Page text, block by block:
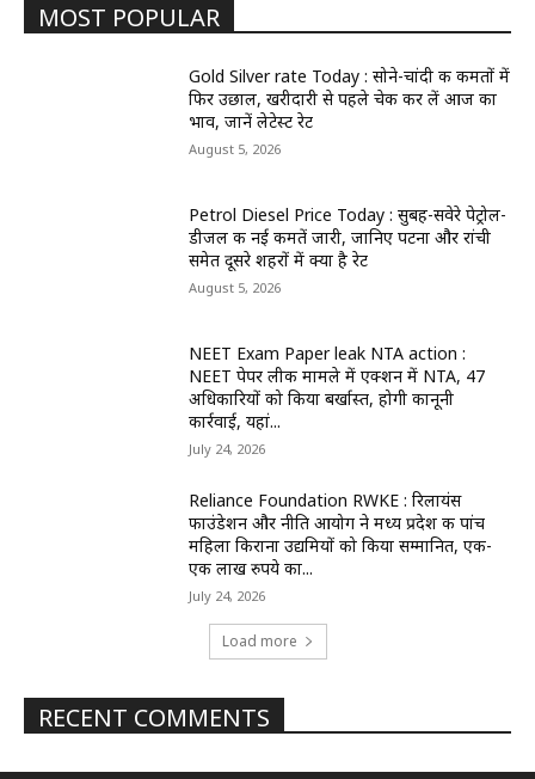
MOST POPULAR
Gold Silver rate Today : सोने-चांदी की कीमतों में
फिर उछाल, खरीदारी से पहले चेक कर लें आज का
भाव, जानें लेटेस्ट रेट
August 5, 2026
Petrol Diesel Price Today : सुबह-सवेरे पेट्रोल-
डीजल की नई कीमतें जारी, जानिए पटना और रांची
समेत दूसरे शहरों में क्या है रेट
August 5, 2026
NEET Exam Paper leak NTA action :
NEET पेपर लीक मामले में एक्शन में NTA, 47
अधिकारियों को किया बर्खास्त, होगी कानूनी
कार्रवाई, यहां...
July 24, 2026
Reliance Foundation RWKE : रिलायंस
फाउंडेशन और नीति आयोग ने मध्य प्रदेश की पांच
महिला किराना उद्यमियों को किया सम्मानित, एक-
एक लाख रुपये का...
July 24, 2026
Load more
RECENT COMMENTS